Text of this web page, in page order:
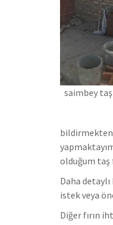
saimbey
bildirmekten
olduğum taş
Daha
istek veya
Diğer fırın